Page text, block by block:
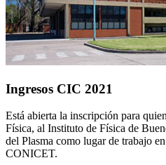
Ingresos CIC 2021
Está abierta la inscripción para
Física, al Instituto de Física de
del Plasma como lugar de trabajo
CONICET.